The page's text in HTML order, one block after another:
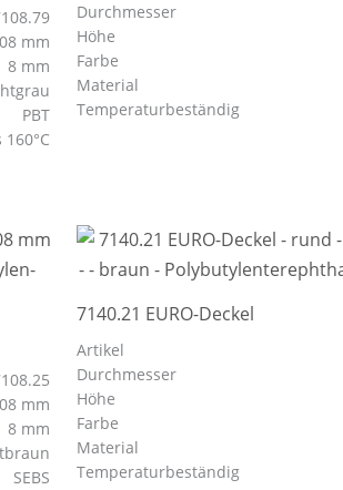
mm
8 mm
PBT
160°C
Durchmesser
Höhe
Farbe
Material
Temperaturbeständig
mm
8 mm
SEBS
7140.21 EURO-Deckel
Artikel
Durchmesser
Höhe
Farbe
Material
Temperaturbeständig